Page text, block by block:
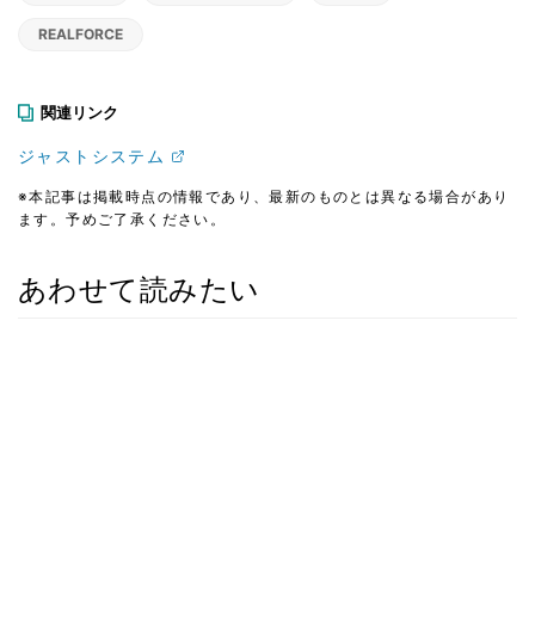
REALFORCE
関連リンク
ジャストシステム
※本記事は掲載時点の情報であり、最新のものとは異なる場合があり
ます。予めご了承ください。
あわせて読みたい